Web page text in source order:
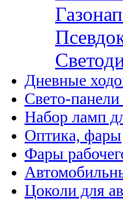
Дневные
Свето-
Набор ламп
Оптика, фары
Фары
Цоколи для